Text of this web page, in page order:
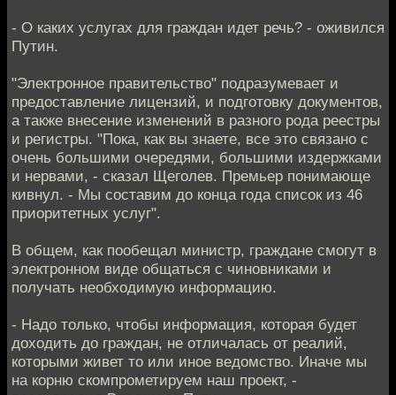
- О каких услугах для граждан идет речь? - оживился
Путин.
"Электронное правительство" подразумевает и
предоставление лицензий, и подготовку документов,
а также внесение изменений в разного рода реестры
и регистры. "Пока, как вы знаете, все это связано с
очень большими очередями, большими издержками
и нервами, - сказал Щеголев. Премьер понимающе
кивнул. - Мы составим до конца года список из 46
приоритетных услуг".
В общем, как пообещал министр, граждане смогут в
электронном виде общаться с чиновниками и
получать необходимую информацию.
- Надо только, чтобы информация, которая будет
доходить до граждан, не отличалась от реалий,
которыми живет то или иное ведомство. Иначе мы
на корню скомпрометируем наш проект, -